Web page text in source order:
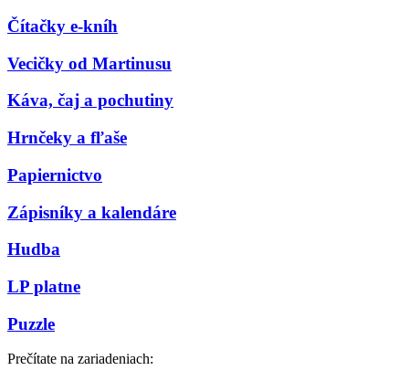
Čítačky e-kníh
Vecičky od Martinusu
Káva, čaj a pochutiny
Hrnčeky a fľaše
Papiernictvo
Zápisníky a kalendáre
Hudba
LP platne
Puzzle
Prečítate na zariadeniach: